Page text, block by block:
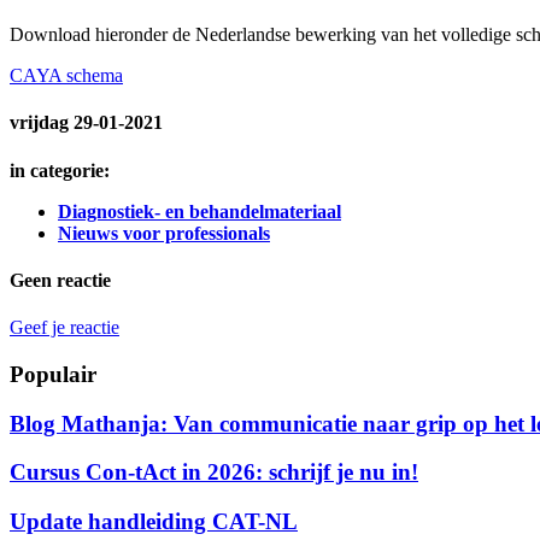
Download hieronder de Nederlandse bewerking van het volledige
CAYA schema
vrijdag 29-01-2021
in categorie:
Diagnostiek- en behandelmateriaal
Nieuws voor professionals
Geen reactie
Geef je reactie
Populair
Blog Mathanja: Van communicatie naar grip op het
Cursus Con-tAct in 2026: schrijf je nu in!
Update handleiding CAT-NL